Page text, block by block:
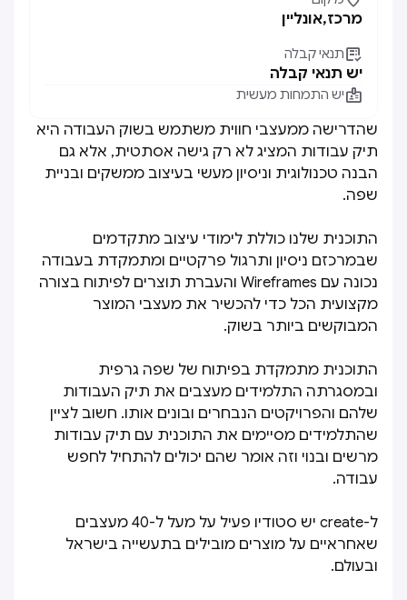
מרכז,אונליין
תנאי קבלה
יש תנאי קבלה
יש התמחות מעשית
שהדרישה ממעצבי חווית משתמש בשוק העבודה היא
תיק עבודות המציג לא רק גישה אסתטית, אלא גם
הבנה טכנולוגית וניסיון מעשי בעיצוב ממשקים ובניית
שפה.
התוכנית שלנו כוללת לימודי עיצוב מתקדמים
שבמרכזם ניסיון ותרגול פרקטיים ומתמקדת בעבודה
נכונה עם Wireframes והעברת תוצרים לפיתוח בצורה
מקצועית הכל כדי להכשיר את מעצבי המוצר
המבוקשים ביותר בשוק.
התוכנית מתמקדת בפיתוח של שפה גרפית
ובמסגרתה התלמידים מעצבים את תיק העבודות
שלהם והפרויקטים הנבחרים ובונים אותו. חשוב לציין
שהתלמידים מסיימים את התוכנית עם תיק עבודות
מרשים ובנוי וזה אומר שהם יכולים להתחיל לחפש
עבודה.
ל-create יש סטודיו פעיל על מעל ל-40 מעצבים
שאחראיים על מוצרים מובילים בתעשייה בישראל
ובעולם.